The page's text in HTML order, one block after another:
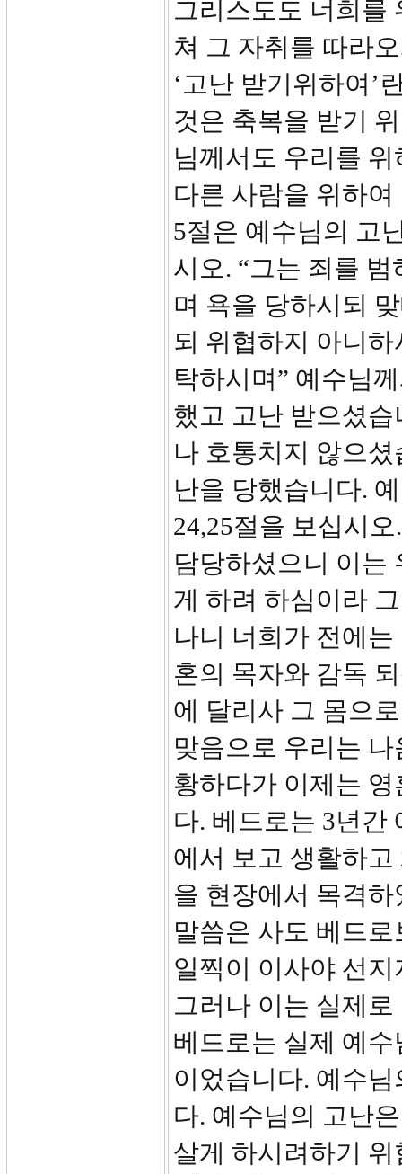
그리스도도 너희를
쳐 그 자취를 따라
‘고난 받기위하여’
것은 축복을 받기
님께서도 우리를
다른 사람을 위하
5절은 예수님의 고
시오. “그는 죄를
며 욕을 당하시되
되 위협하지 아니
탁하시며” 예수님
했고 고난 받으셨
나 호통치지 않으
난을 당했습니다.
24,25절을 보십시
담당하셨으니 이는
게 하려 하심이라
나니 너희가 전에
혼의 목자와 감독
에 달리사 그 몸으
맞음으로 우리는
황하다가 이제는
다. 베드로는 3년간
에서 보고 생활하
을 현장에서 목격
말씀은 사도 베드
일찍이 이사야 선
그러나 이는 실제
베드로는 실제 예
이었습니다. 예수
다. 예수님의 고난
살게 하시려하기